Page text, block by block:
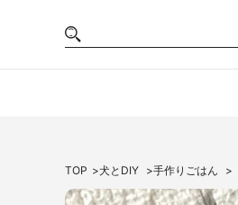
TOP 犬とDIY 手作りごはん